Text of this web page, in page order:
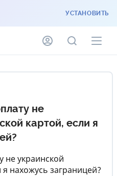
УСТАНОВИТЬ
не
картой, если я
не украинской
нахожусь заграницей?